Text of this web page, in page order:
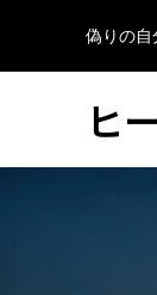
偽りの自
ヒ